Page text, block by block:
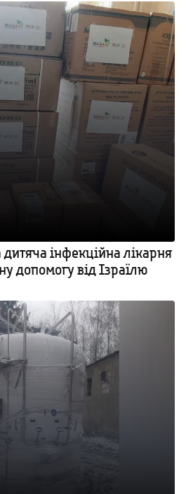
інфекційна лікарня
допомогу від Ізраїлю